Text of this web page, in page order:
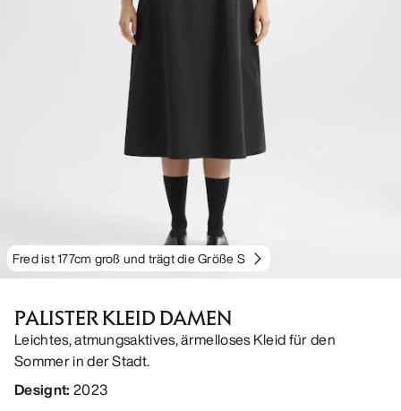
Fred ist 177cm groß und trägt die Größe S
PALISTER KLEID DAMEN
Leichtes, atmungsaktives, ärmelloses Kleid für den
Sommer in der Stadt.
Designt: 2023